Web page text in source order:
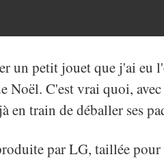
un petit jouet que j'ai eu
Noël. C'est vrai quoi,
en train de déballer ses
par LG, taillée pour